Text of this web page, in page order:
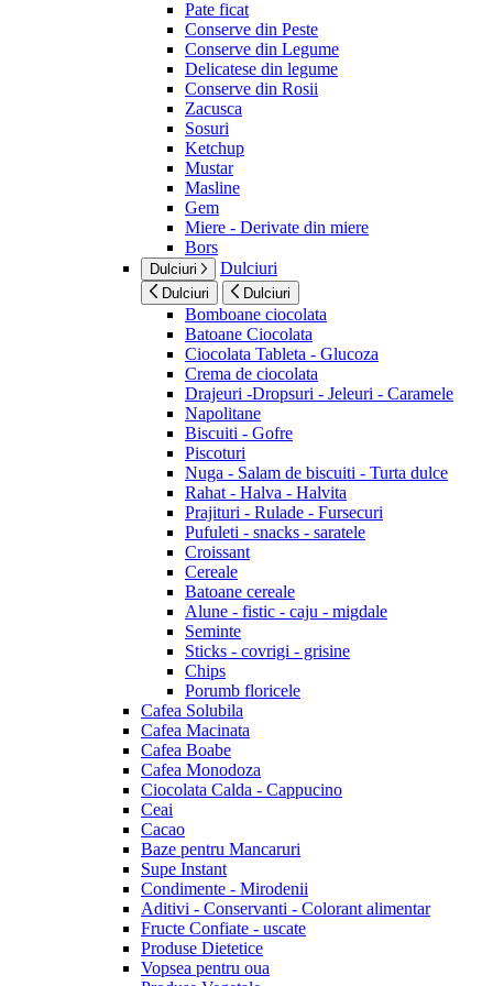
Pate ficat
Conserve din Peste
Conserve din Legume
Delicatese din legume
Conserve din Rosii
Zacusca
Sosuri
Ketchup
Mustar
Masline
Gem
Miere - Derivate din miere
Bors
Dulciuri Dulciuri
Dulciuri Dulciuri
Bomboane ciocolata
Batoane Ciocolata
Ciocolata Tableta - Glucoza
Crema de ciocolata
Drajeuri -Dropsuri - Jeleuri - Caramele
Napolitane
Biscuiti - Gofre
Piscoturi
Nuga - Salam de biscuiti - Turta dulce
Rahat - Halva - Halvita
Prajituri - Rulade - Fursecuri
Pufuleti - snacks - saratele
Croissant
Cereale
Batoane cereale
Alune - fistic - caju - migdale
Seminte
Sticks - covrigi - grisine
Chips
Porumb floricele
Cafea Solubila
Cafea Macinata
Cafea Boabe
Cafea Monodoza
Ciocolata Calda - Cappucino
Ceai
Cacao
Baze pentru Mancaruri
Supe Instant
Condimente - Mirodenii
Aditivi - Conservanti - Colorant alimentar
Fructe Confiate - uscate
Produse Dietetice
Vopsea pentru oua